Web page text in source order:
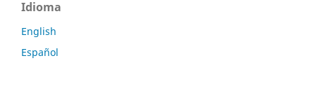
Idioma
English
Español